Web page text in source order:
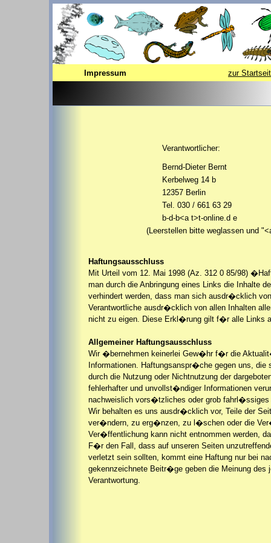
Verantwortlicher:
Bernd-Dieter Bernt
Kerbelweg 14 b
12357 Berlin
Tel. 030 / 661 63 29
b-d-b<a t>t-online.d e
(Leerstellen bitte weglassen und "<a
Haftungsausschluss
Mit Urteil vom 12. Mai 1998 (Az. 312 0 85/98)
man durch die Anbringung eines Links die Inhalte
verhindert werden, dass man sich ausdr�cklich
Verantwortliche ausdr�cklich von allen Inhalten
nicht zu eigen. Diese Erkl�rung gilt f�r alle Links
Allgemeiner Haftungsausschluss
Wir �bernehmen keinerlei Gew�hr f�r die
Informationen. Haftungsanspr�che gegen uns,
durch die Nutzung oder Nichtnutzung der
fehlerhafter und unvollst�ndiger Informationen
nachweislich vors�tzliches oder grob fahrl�ssiges
Wir behalten es uns ausdr�cklich vor, Teile der
ver�ndern, zu erg�nzen, zu l�schen oder die
Ver�ffentlichung kann nicht entnommen werden,
F�r den Fall, dass auf unseren Seiten
verletzt sein sollten, kommt eine Haftung nur bei
gekennzeichnete Beitr�ge geben die Meinung des
Verantwortung.
Impressum zur